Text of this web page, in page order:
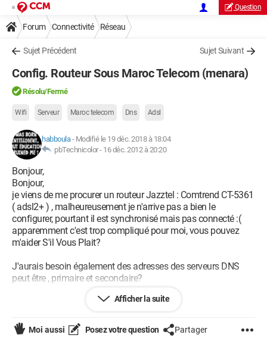
Question
Forum Connectivité Réseau
Sujet Précédent Sujet Suivant
Config. Routeur Sous Maroc Telecom (menara)
Résolu/Fermé
Wifi Serveur Maroc telecom Dns Adsl
habboula- Modifié le 19 déc. 2018 à 18:04
pbTechnicolor - 16 déc. 2012 à 20:20
Bonjour,
Bonjour,
je viens de me procurer un routeur Jazztel : Comtrend CT-5361
( adsl2+ ) , malheureusement je n'arrive pas a bien le
configurer, pourtant il est synchronisé mais pas connecté :(
apparemment c'est trop compliqué pour moi, vous pouvez
m'aider S'il Vous Plait?
J'aurais besoin également des adresses des serveurs DNS
peut être , primaire et secondaire?
Afficher la suite
Moi aussi Posez votre question Partager